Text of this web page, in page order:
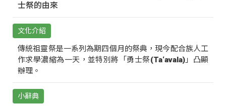
士祭的由來
文化介紹
傳統祖靈祭是一系列為期四個月的祭典，現今配合族人工
作求學濃縮為一天，並特別將「勇士祭(Ta‘avala)」凸顯
辦理。
小辭典